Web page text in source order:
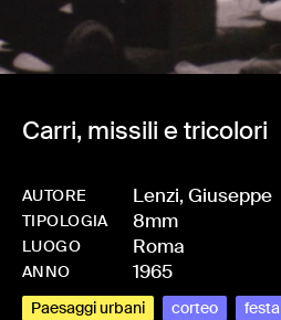
Carri, missili e tricolori
AUTORE Lenzi, Giuseppe
TIPOLOGIA 8mm
LUOGO Roma
ANNO 1965
Paesaggi urbani corteo festa